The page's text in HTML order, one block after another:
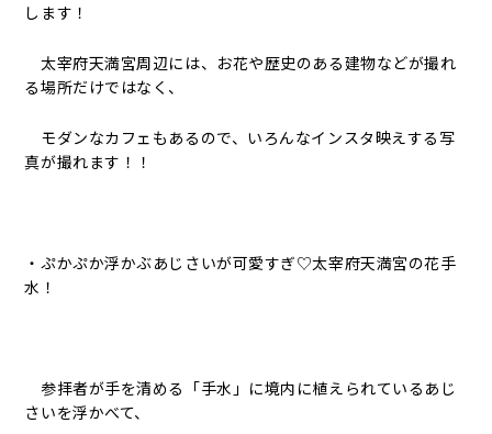
します！
太宰府天満宮周辺には、お花や歴史のある建物などが撮れ
る場所だけではなく、
モダンなカフェもあるので、いろんなインスタ映えする写
真が撮れます！！
・ぷかぷか浮かぶあじさいが可愛すぎ♡太宰府天満宮の花手
水！
参拝者が手を清める「手水」に境内に植えられているあじ
さいを浮かべて、